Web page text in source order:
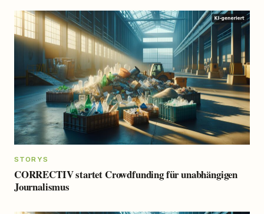
STORYS
CORRECTIV startet Crowdfunding für unabhängigen
Journalismus